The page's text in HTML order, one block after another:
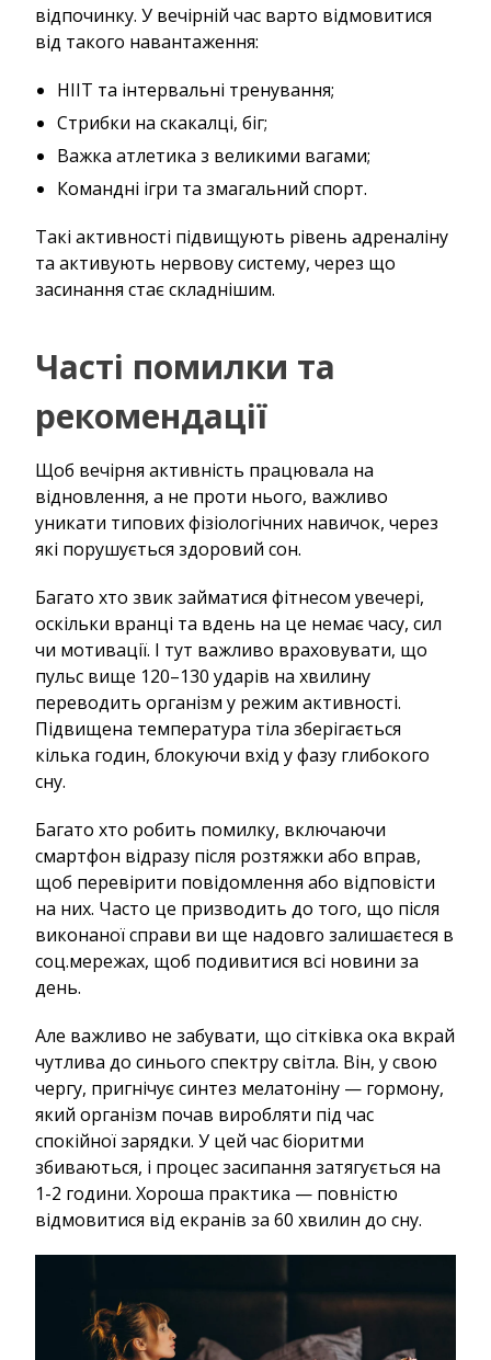
відпочинку. У вечірній час варто відмовитися
від такого навантаження:
HIIT та інтервальні тренування;
Стрибки на скакалці, біг;
Важка атлетика з великими вагами;
Командні ігри та змагальний спорт.
Такі активності підвищують рівень адреналіну
та активують нервову систему, через що
засинання стає складнішим.
Часті помилки та
рекомендації
Щоб вечірня активність працювала на
відновлення, а не проти нього, важливо
уникати типових фізіологічних навичок, через
які порушується здоровий сон.
Багато хто звик займатися фітнесом увечері,
оскільки вранці та вдень на це немає часу, сил
чи мотивації. І тут важливо враховувати, що
пульс вище 120–130 ударів на хвилину
переводить організм у режим активності.
Підвищена температура тіла зберігається
кілька годин, блокуючи вхід у фазу глибокого
сну.
Багато хто робить помилку, включаючи
смартфон відразу після розтяжки або вправ,
щоб перевірити повідомлення або відповісти
на них. Часто це призводить до того, що після
виконаної справи ви ще надовго залишаєтеся в
соц.мережах, щоб подивитися всі новини за
день.
Але важливо не забувати, що сітківка ока вкрай
чутлива до синього спектру світла. Він, у свою
чергу, пригнічує синтез мелатоніну — гормону,
який організм почав виробляти під час
спокійної зарядки. У цей час біоритми
збиваються, і процес засипання затягується на
1-2 години. Хороша практика — повністю
відмовитися від екранів за 60 хвилин до сну.